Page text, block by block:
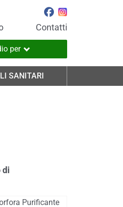
Contatti
per
SANITARI
di